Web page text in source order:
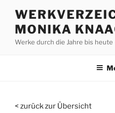
Inhalt
springenMONIKA
Werke durch die Jahre bis heute
< zurück zur Übersicht